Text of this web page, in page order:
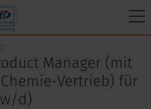
Manager (mit
Vertrieb) für
d)
zum Job
UNS
Bereich